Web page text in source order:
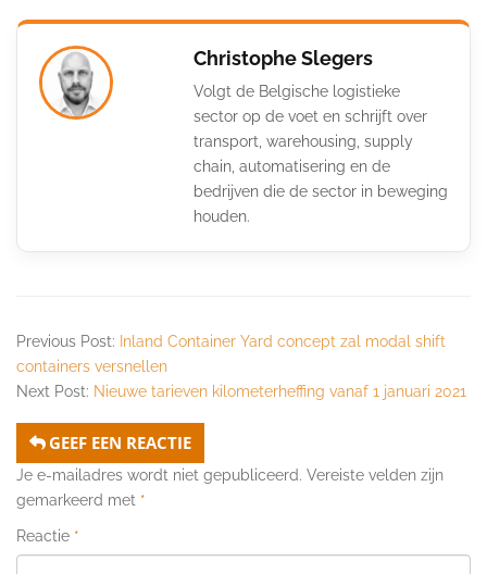
Christophe Slegers
Volgt de Belgische logistieke
sector op de voet en schrijft over
transport, warehousing, supply
chain, automatisering en de
bedrijven die de sector in beweging
houden.
Previous Post: Inland Container Yard concept zal modal shift
containers versnellen
Next Post: Nieuwe tarieven kilometerheffing vanaf 1 januari 2021
GEEF EEN REACTIE
Je e-mailadres wordt niet gepubliceerd. Vereiste velden zijn
gemarkeerd met *
Reactie *